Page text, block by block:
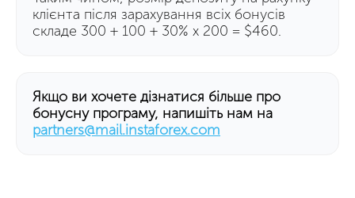
клієнта після зарахування всіх бонусів
складе 300 + 100 + 30% x 200 = $460.
Якщо ви хочете дізнатися більше про
бонусну програму, напишіть нам на
partners@mail.instaforex.com